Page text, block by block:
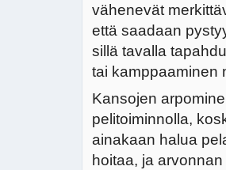
vähenevät
että saadaan
sillä tavalla
tai kamppaaminen
Kansojen
pelitoiminnolla,
ainakaan halua
hoitaa, ja